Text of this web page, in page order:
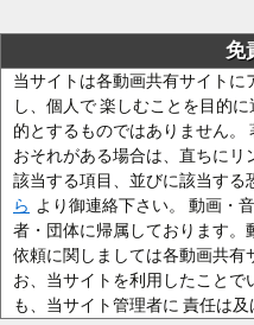
免
当サイトは各動画共有サイト
し、個人で 楽しむことを目的
的とするものではありません
おそれがある場合は、直ちに
該当する項目、並びに該当する
ら より御連絡下さい。 動画・
者・団体に帰属しております。
依頼に関しましては各動画共有
お、当サイトを利用したこと
も、当サイト管理者に 責任は及